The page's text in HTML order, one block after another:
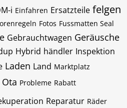
i Einfahren Ersatzteile felgen
Fotos Fussmatten Seal
Gebrauchtwagen Geräusche
Hybrid händler Inspektion
Laden Land Marktplatz
Ota Probleme Rabatt
Reparatur Räder